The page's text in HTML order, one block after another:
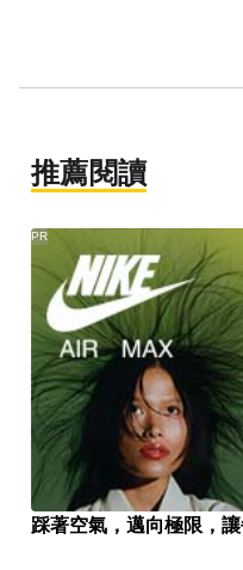
推薦閱讀
踩著空氣，邁向極限，
PR